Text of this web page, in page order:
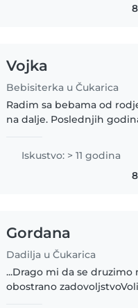
Vojka
Bebisiterka u Čukarica
Radim sa bebama od
na dalje. Poslednjih
Slobodna u popodnevnim
satima i vikendom. Moze
povremeno angazovanje.
Iskustvo: > 11 godina
Gordana
Dadilja u Čukarica
...Drago mi da se druzimo
obostrano